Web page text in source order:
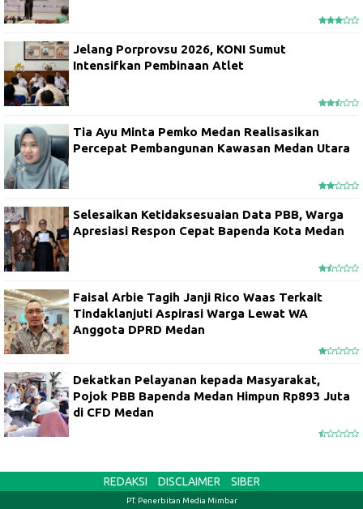
Jelang Porprovsu 2026, KONI Sumut
Intensifkan Pembinaan Atlet
Tia Ayu Minta Pemko Medan Realisasikan
Percepat Pembangunan Kawasan Medan Utara
Selesaikan Ketidaksesuaian Data PBB, Warga
Apresiasi Respon Cepat Bapenda Kota Medan
Faisal Arbie Tagih Janji Rico Waas Terkait
Tindaklanjuti Aspirasi Warga Lewat WA
Anggota DPRD Medan
Dekatkan Pelayanan kepada Masyarakat,
Pojok PBB Bapenda Medan Himpun Rp893 Juta
di CFD Medan
REDAKSI DISCLAIMER SIBER
PT. Penerbitan Media Mimbar